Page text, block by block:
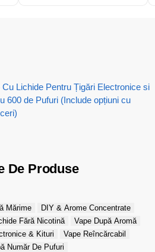
Lichide Pentru Țigări Electronice si
600 de Pufuri (Include opțiuni cu
De Produse
Mărime
DIY & Arome Concentrate
Fără Nicotină
Vape După Aromă
& Kituri
Vape Reîncărcabil
Număr De Pufuri